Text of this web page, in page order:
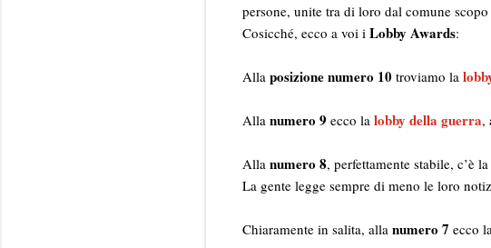
persone, unite tra di loro dal comune
Cosicché, ecco a voi i Lobby Awards:
Alla posizione numero 10 troviamo la
Alla numero 9 ecco la lobby della guerra,
Alla numero 8, perfettamente stabile, c’è la
La gente legge sempre di meno le loro
Chiaramente in salita, alla numero 7 ecco la